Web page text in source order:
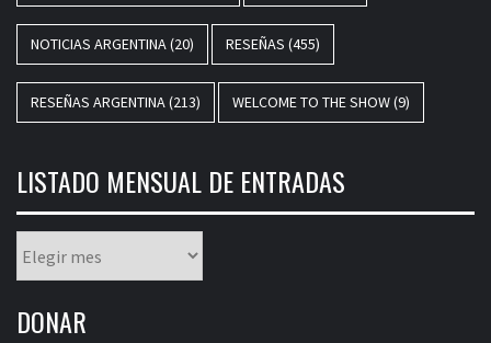
NOTICIAS ARGENTINA(20) RESEÑAS (455)
RESEÑAS ARGENTINA(213) WELCOME TO THE SHOW(9)
LISTADO MENSUAL DE ENTRADAS
mensual
entradas
DONAR